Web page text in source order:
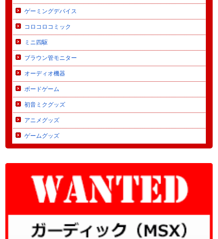
ゲーミングデバイス
コロコロコミック
ミニ四駆
ブラウン管モニター
オーディオ機器
ボードゲーム
初音ミクグッズ
アニメグッズ
ゲームグッズ